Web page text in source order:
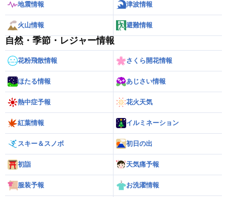
地震情報 津波情報
火山情報 避難情報
自然・季節・レジャー情報
花粉飛散情報 さくら開花情報
ほたる情報 あじさい情報
熱中症予報 花火天気
紅葉情報 イルミネーション
スキー＆スノボ 初日の出
初詣 天気痛予報
服装予報 お洗濯情報